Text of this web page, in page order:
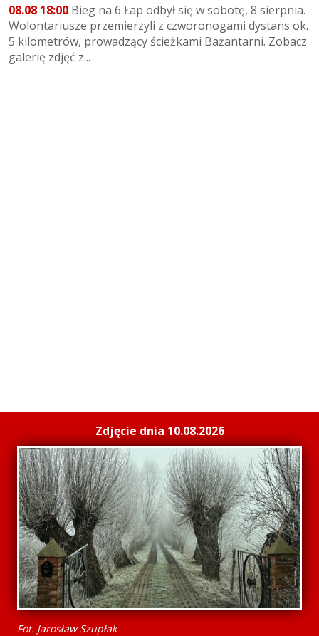
08.08 18:00 Bieg na 6 Łap odbył się w sobotę, 8 sierpnia.
Wolontariusze przemierzyli z czworonogami dystans ok.
5 kilometrów, prowadzący ścieżkami Bażantarni. Zobacz
galerię zdjęć z...
Zdjęcie dnia 10.08.2026
Fot. Jarosław Szupłak